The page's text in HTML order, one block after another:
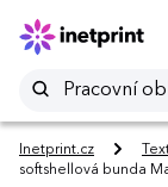
Inetprint.cz
softshellová bunda